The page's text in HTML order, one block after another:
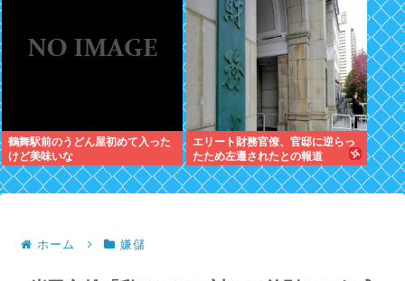
鶴舞駅前のうどん屋初めて入った
けど美味いな
エリート財務官僚、官邸に逆らっ
たため左遷されたとの報道
ホーム 嫌儲